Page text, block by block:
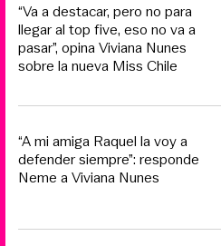
“Va a destacar, pero no para
llegar al top five, eso no va a
pasar”, opina Viviana Nunes
sobre la nueva Miss Chile
“A mi amiga Raquel la voy a
defender siempre”: responde
Neme a Viviana Nunes